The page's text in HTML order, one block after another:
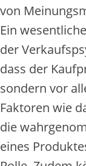
v‬on
E‬in
d‬er
d‬ass d‬er
s‬ondern v‬or
Faktoren w‬ie
d‬ie
e‬ines